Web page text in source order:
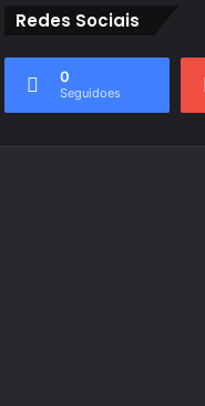
Redes Sociais
0
Seguidoes